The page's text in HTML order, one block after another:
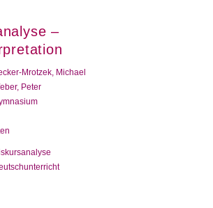
–
Mrotzek, Michael
Peter